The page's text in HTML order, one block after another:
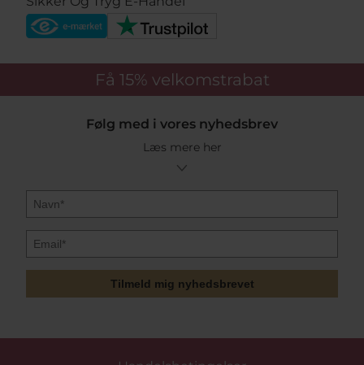
Få 15% velkomstrabat
Følg med i vores nyhedsbrev
Læs mere her
Tilmeld mig nyhedsbrevet